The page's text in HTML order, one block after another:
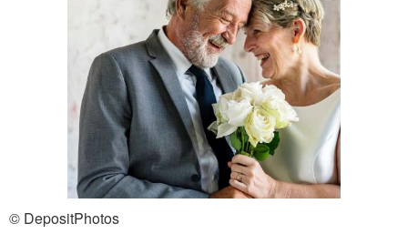
© DepositPhotos